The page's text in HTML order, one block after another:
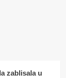
zablisala u